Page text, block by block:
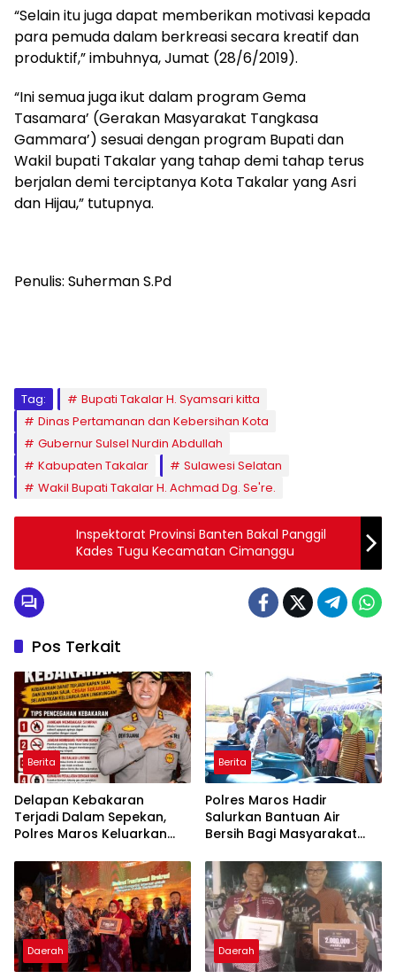
“Selain itu juga dapat memberikan motivasi kepada
para pemuda dalam berkreasi secara kreatif dan
produktif,” imbuhnya, Jumat (28/6/2019).
“Ini semua juga ikut dalam program Gema
Tasamara’ (Gerakan Masyarakat Tangkasa
Gammara’) sesuai dengan program Bupati dan
Wakil bupati Takalar yang tahap demi tahap terus
berjalan demi terciptanya Kota Takalar yang Asri
dan Hijau,” tutupnya.
Penulis: Suherman S.Pd
Tag:
Bupati Takalar H. Syamsari kitta
Dinas Pertamanan dan Kebersihan Kota
Gubernur Sulsel Nurdin Abdullah
Kabupaten Takalar
Sulawesi Selatan
Wakil Bupati Takalar H. Achmad Dg. Se're.
Inspektorat Provinsi Banten Bakal Panggil
Kades Tugu Kecamatan Cimanggu
Pos Terkait
Berita
Delapan Kebakaran
Terjadi Dalam Sepekan,
Polres Maros Keluarkan
Masyarakat
Berita
Polres Maros Hadir
Salurkan Bantuan Air
Bersih Bagi Masyarakat
Di Maros
Daerah Daerah